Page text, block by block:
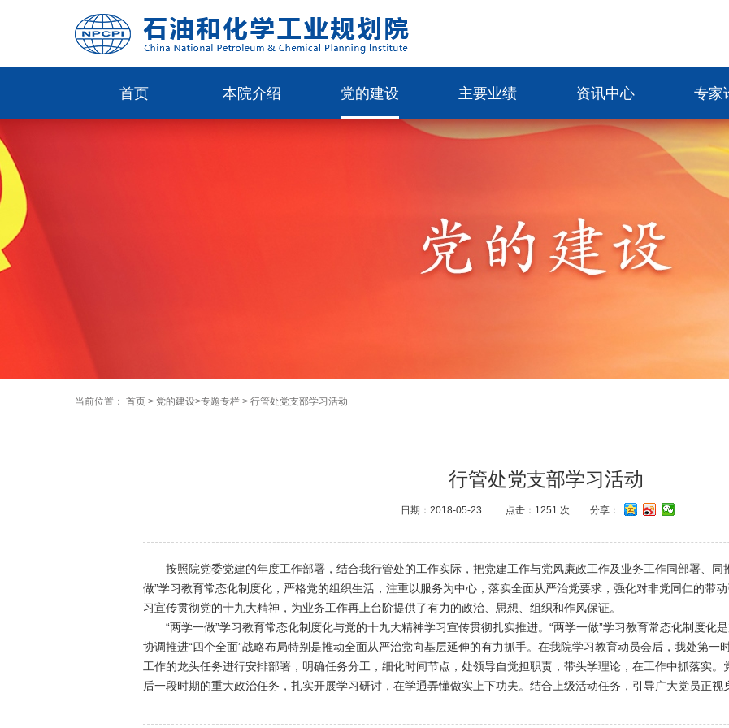
首页 本院介绍 党的建设 主要业绩 资讯中心 专家
当前位置： 首页 > 党的建设>专题专栏 > 行管处党支部学习活动
行管处党支部学习活动
日期：2018-05-23 点击： 1251 次 分享：
按照院党委党建的年度工作部署，结合我行管处的工作实际，把党建工作与党风廉政工作及业务工作同部署、同
做”学习教育常态化制度化，严格党的组织生活，注重以服务为中心，落实全面从严治党要求，强化对非党同仁的带
习宣传贯彻党的十九大精神，为业务工作再上台阶提供了有力的政治、思想、组织和作风保证。
“两学一做”学习教育常态化制度化与党的十九大精神学习宣传贯彻扎实推进。“两学一做”学习教育常态化制度化
协调推进“四个全面”战略布局特别是推动全面从严治党向基层延伸的有力抓手。在我院学习教育动员会后，我处第一
工作的龙头任务进行安排部署，明确任务分工，细化时间节点，处领导自觉担职责，带头学理论，在工作中抓落实
后一段时期的重大政治任务，扎实开展学习研讨，在学通弄懂做实上下功夫。结合上级活动任务，引导广大党员正视